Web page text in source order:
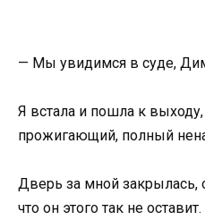
— Мы увидимся в суде,
Я встала и пошла к выходу,
прожигающий, полный
Дверь за мной закрылась,
что он этого так не